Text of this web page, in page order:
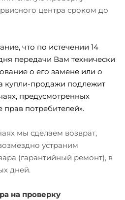
центра сроком до
что по истечении 14
передачи Вам технически
о его замене или о
купли-продажи подлежит
предусмотренных
потребителей».
мы сделаем возврат,
устраним
(гарантийный ремонт), в
дней.
на проверку